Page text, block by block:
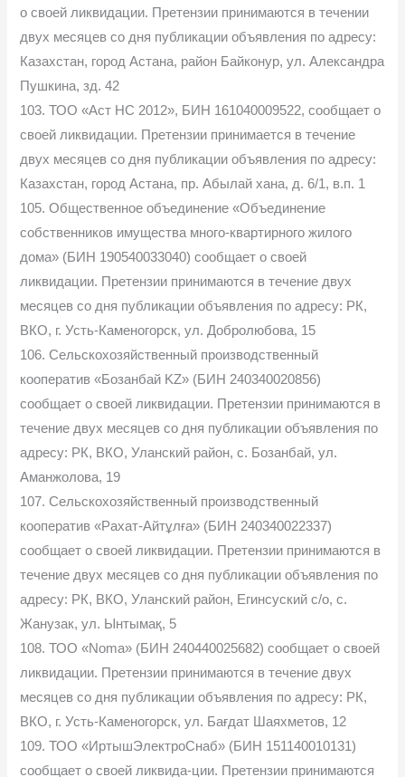
о своей ликвидации. Претензии принимаются в течении
двух месяцев со дня публикации объявления по адресу:
Казахстан, город Астана, район Байконур, ул. Александра
Пушкина, зд. 42
103. ТОО «Аст НС 2012», БИН 161040009522, сообщает о
своей ликвидации. Претензии принимается в течение
двух месяцев со дня публикации объявления по адресу:
Казахстан, город Астана, пр. Абылай хана, д. 6/1, в.п. 1
105. Общественное объединение «Объединение
собственников имущества много-квартирного жилого
дома» (БИН 190540033040) сообщает о своей
ликвидации. Претензии принимаются в течение двух
месяцев со дня публикации объявления по адресу: РК,
ВКО, г. Усть-Каменогорск, ул. Добролюбова, 15
106. Сельскохозяйственный производственный
кооператив «Бозанбай KZ» (БИН 240340020856)
сообщает о своей ликвидации. Претензии принимаются в
течение двух месяцев со дня публикации объявления по
адресу: РК, ВКО, Уланский район, с. Бозанбай, ул.
Аманжолова, 19
107. Сельскохозяйственный производственный
кооператив «Рахат-Айтұлға» (БИН 240340022337)
сообщает о своей ликвидации. Претензии принимаются в
течение двух месяцев со дня публикации объявления по
адресу: РК, ВКО, Уланский район, Егинсуский с/о, с.
Жанузак, ул. Ынтымақ, 5
108. ТОО «Noma» (БИН 240440025682) сообщает о своей
ликвидации. Претензии принимаются в течение двух
месяцев со дня публикации объявления по адресу: РК,
ВКО, г. Усть-Каменогорск, ул. Бағдат Шаяхметов, 12
109. ТОО «ИртышЭлектроСнаб» (БИН 151140010131)
сообщает о своей ликвида-ции. Претензии принимаются